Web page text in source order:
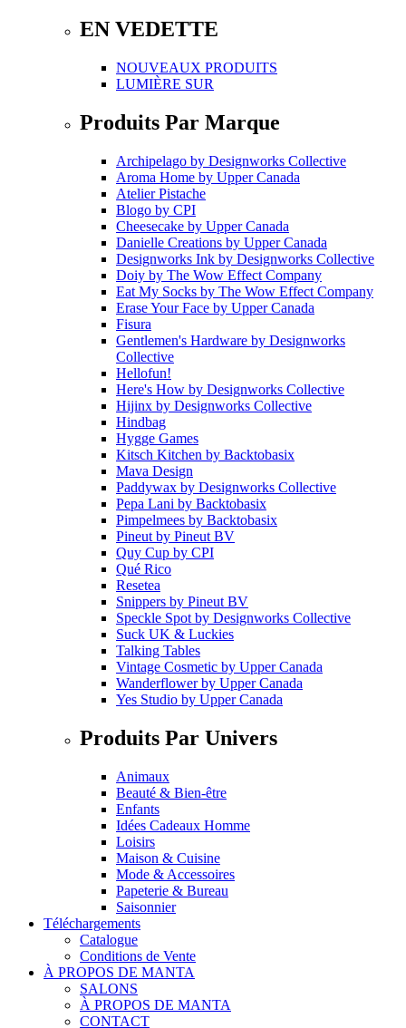
EN VEDETTE
NOUVEAUX PRODUITS
LUMIÈRE SUR
Produits Par Marque
Archipelago by Designworks Collective
Aroma Home by Upper Canada
Atelier Pistache
Blogo by CPI
Cheesecake by Upper Canada
Danielle Creations by Upper Canada
Designworks Ink by Designworks Collective
Doiy by The Wow Effect Company
Eat My Socks by The Wow Effect Company
Erase Your Face by Upper Canada
Fisura
Gentlemen's Hardware by Designworks
Collective
Hellofun!
Here's How by Designworks Collective
Hijinx by Designworks Collective
Hindbag
Hygge Games
Kitsch Kitchen by Backtobasix
Mava Design
Paddywax by Designworks Collective
Pepa Lani by Backtobasix
Pimpelmees by Backtobasix
Pineut by Pineut BV
Quy Cup by CPI
Qué Rico
Resetea
Snippers by Pineut BV
Speckle Spot by Designworks Collective
Suck UK & Luckies
Talking Tables
Vintage Cosmetic by Upper Canada
Wanderflowerby Upper Canada
Yes Studio by Upper Canada
Produits Par Univers
Animaux
Beauté & Bien-être
Enfants
Idées Cadeaux Homme
Loisirs
Maison & Cuisine
Mode & Accessoires
Papeterie & Bureau
Saisonnier
Téléchargements
Catalogue
Conditions de Vente
À PROPOS DE MANTA
SALONS
À PROPOS DE MANTA
CONTACT